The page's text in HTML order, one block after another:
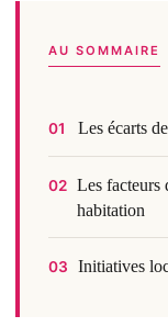
AU SOMMAIRE
01 Les écarts
02
Les facteurs
habitation
03 Initiatives